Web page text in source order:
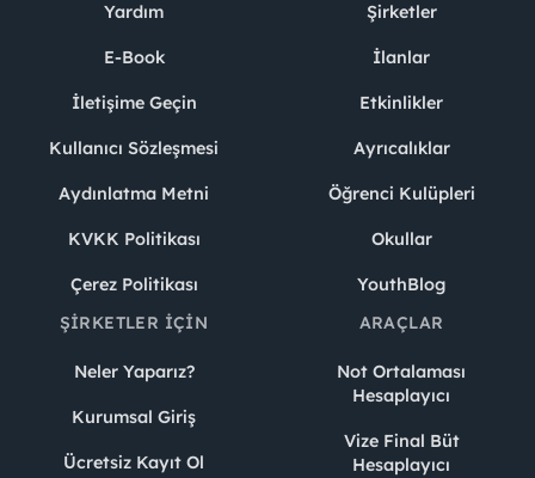
Yardım
E-Book
İletişime Geçin
Kullanıcı Sözleşmesi
Aydınlatma Metni
KVKK Politikası
Çerez Politikası
Şirketler
İlanlar
Etkinlikler
Ayrıcalıklar
Öğrenci Kulüpleri
Okullar
YouthBlog
ŞIRKETLER İÇIN
Neler Yaparız?
Kurumsal Giriş
Ücretsiz Kayıt Ol
ARAÇLAR
Not Ortalaması
Hesaplayıcı
Vize Final Büt
Hesaplayıcı